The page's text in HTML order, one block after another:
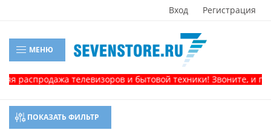
Вход Регистрация
МЕНЮ
телевизоров и бытовой техники! Звоните, и
ПОКАЗАТЬ ФИЛЬТР